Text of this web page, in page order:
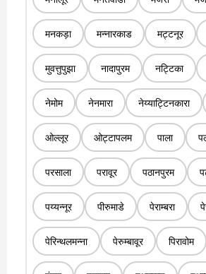
मनकड़ा मन्नारकाड मट्टनूर
मुवत्तुपुझा नादापुरम नट्टिका
नेमोम नेनमारा नेय्याट्टिनकारा
ओल्लूर ओट्टापलम पाला
परसाला परावूर पठानपुरम
पय्यन्नूर पीरुमाडे पेराम्बरा
पेरिन्थलमन्ना पेरुम्बावूर पिरावोम